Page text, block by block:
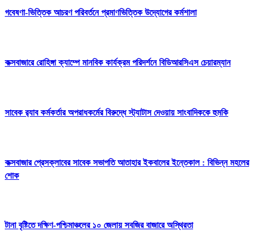
গবেষণা-ভিত্তিক আচরণ পরিবর্তনে প্রমাণভিত্তিক উদ্যোগের কর্মশালা
কক্সবাজারে রোহিঙ্গা ক্যাম্পে মানবিক কার্যক্রম পরিদর্শনে বিডিআরসিএস চেয়ারম্যান
সাবেক র‍্যাব কর্মকর্তার অপরাধকর্মের বিরুদ্ধে স্ট্যাটাস দেওয়ায় সাংবাদিককে হুমকি
কক্সবাজার প্রেসক্লাবের সাবেক সভাপতি আতাহার ইকবালের ইন্তেকাল : বিভিন্ন মহলের
শোক
টানা বৃষ্টিতে দক্ষিণ-পশ্চিমাঞ্চলের ১০ জেলায় সবজির বাজারে অস্থিরতা